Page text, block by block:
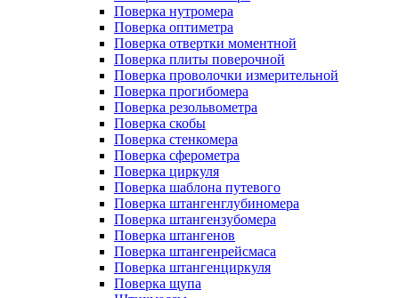
Поверка нутромера
Поверка оптиметра
Поверка отвертки моментной
Поверка плиты поверочной
Поверка проволочки измерительной
Поверка прогибомера
Поверка резольвометра
Поверка скобы
Поверка стенкомера
Поверка сферометра
Поверка циркуля
Поверка шаблона путевого
Поверка штангенглубиномера
Поверка штангензубомера
Поверка штангенов
Поверка штангенрейсмаса
Поверка штангенциркуля
Поверка щупа